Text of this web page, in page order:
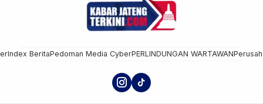
Index BeritaPedoman Media CyberPERLINDUNGAN WARTAWAN